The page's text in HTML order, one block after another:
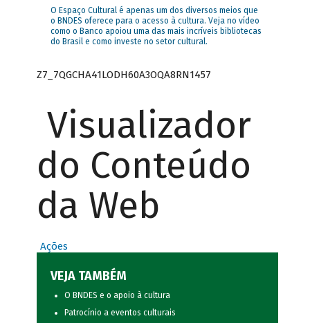
O Espaço Cultural é apenas um dos diversos meios que
o BNDES oferece para o acesso à cultura. Veja no vídeo
como o Banco apoiou uma das mais incríveis bibliotecas
do Brasil e como investe no setor cultural.
Z7_7QGCHA41LODH60A3OQA8RN1457
Visualizador
do Conteúdo
da Web
Ações
VEJA TAMBÉM
O BNDES e o apoio à cultura
Patrocínio a eventos culturais